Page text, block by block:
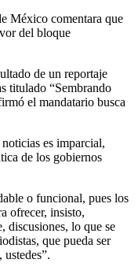
México comentara que
del bloque
de un reportaje
titulado “Sembrando
el mandatario busca
es imparcial,
de los gobiernos
o funcional, pues los
ofrecer, insisto,
discusiones, lo que se
que pueda ser